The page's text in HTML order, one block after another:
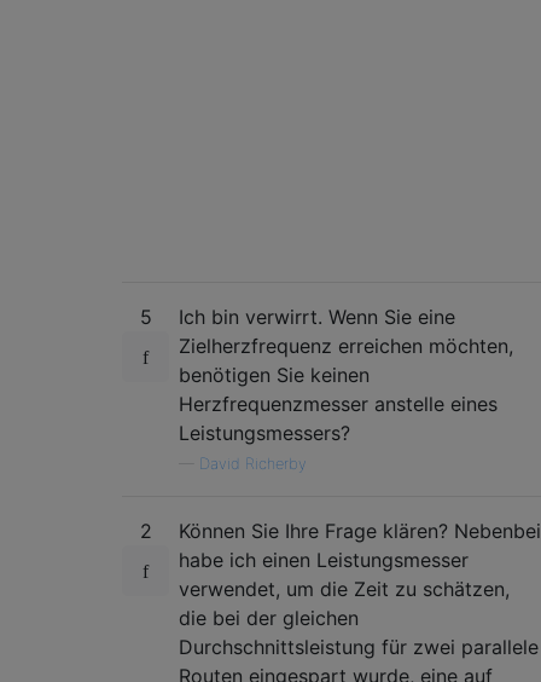
5
Ich bin verwirrt. Wenn Sie eine
Zielherzfrequenz erreichen möchten,
benötigen Sie keinen
Herzfrequenzmesser anstelle eines
Leistungsmessers?
David Richerby
2
Können Sie Ihre Frage klären? Nebenbei
habe ich einen Leistungsmesser
verwendet, um die Zeit zu schätzen,
die bei der gleichen
Durchschnittsleistung für zwei parallele
Routen eingespart wurde, eine auf